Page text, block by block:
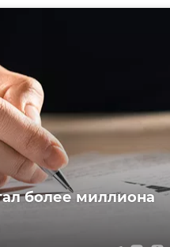
более миллиона